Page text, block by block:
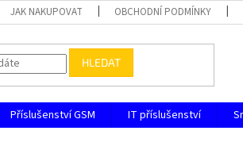
JAK NAKUPOVAT OBCHODNÍ PODMÍNKY
HLEDAT
Příslušenství GSM IT příslušenství